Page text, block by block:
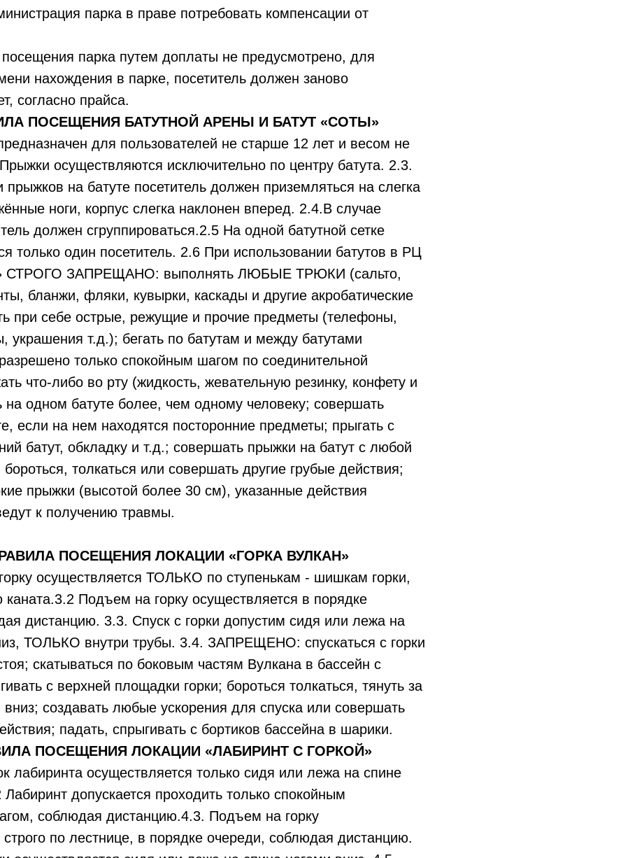
парка в праве потребовать компенсации от
парка путем доплаты не предусмотрено, для
нахождения в парке, посетитель должен заново
согласно прайса.
ПОСЕЩЕНИЯ БАТУТНОЙ АРЕНЫ И БАТУТ «СОТЫ»
для пользователей не старше 12 лет и весом не
осуществляются исключительно по центру батута. 2.3.
на батуте посетитель должен приземляться на слегка
ноги, корпус слегка наклонен вперед. 2.4.В случае
должен сгруппироваться.2.5 На одной батутной сетке
только один посетитель. 2.6 При использовании батутов в РЦ
СТРОГО ЗАПРЕЩАНО: выполнять ЛЮБЫЕ ТРЮКИ (сальто,
бланжи, фляки, кувырки, каскады и другие акробатические
при себе острые, режущие и прочие предметы (телефоны,
украшения т.д.); бегать по батутам и между батутами
только спокойным шагом по соединительной
что-либо во рту (жидкость, жевательную резинку, конфету и
на одном батуте более, чем одному человеку; совершать
если на нем находятся посторонние предметы; прыгать с
батут, обкладку и т.д.; совершать прыжки на батут с любой
толкаться или совершать другие грубые действия;
прыжки (высотой более 30 см), указанные действия
к получению травмы.
ПОСЕЩЕНИЯ ЛОКАЦИИ «ГОРКА ВУЛКАН»
осуществляется ТОЛЬКО по ступенькам - шишкам горки,
Подъем на горку осуществляется в порядке
дистанцию. 3.3. Спуск с горки допустим сидя или лежа на
ТОЛЬКО внутри трубы. 3.4. ЗАПРЕЩЕНО: спускаться с горки
скатываться по боковым частям Вулкана в бассейн с
с верхней площадки горки; бороться толкаться, тянуть за
вниз; создавать любые ускорения для спуска или совершать
падать, спрыгивать с бортиков бассейна в шарики.
ПОСЕЩЕНИЯ ЛОКАЦИИ «ЛАБИРИНТ С ГОРКОЙ»
лабиринта осуществляется только сидя или лежа на спине
допускается проходить только спокойным
соблюдая дистанцию.4.3. Подъем на горку
строго по лестнице, в порядке очереди, соблюдая дистанцию.